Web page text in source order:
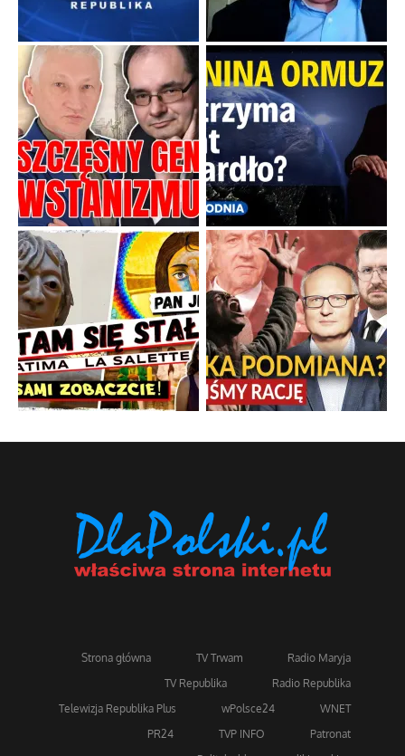
Strona główna TV Trwam
Radio Maryja
TV Republika
Radio Republika
Telewizja Republika Plus
wPolsce24
WNET
PR24
TVP INFO
Patronat